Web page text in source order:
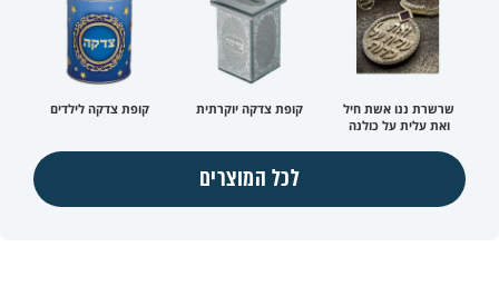
שרשרת ננו אשת חיל
ואת עלית על כולנה
קופת צדקה יוקרתית קופת צדקה לילדים
לכל המוצרים